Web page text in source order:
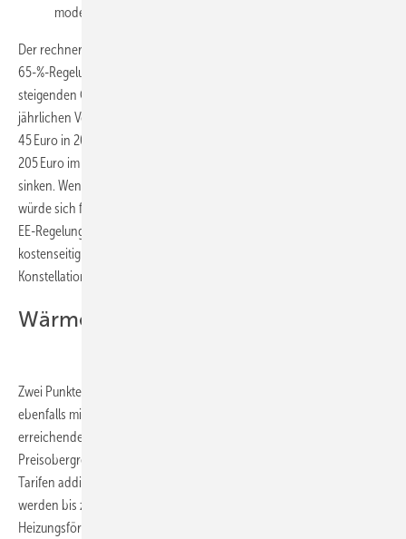
modellierte) Grüngas-Quote erfüllen.
Der rechnerische Gesamtkostenvorteil der Bio-Treppe gegenüber der
65-%-Regelung ist mit 1.913 Euro bis 2044 relativ gering, bei schneller
steigenden CO
jährlichen Verteuerung der Emissionszertifikate für 1 Tonne CO
45 Euro in 2028 zum ETS-2-Start um jährlich 10 Euro ab 2029 auf
205 Euro im Jahr 2044 würde die Kostendifferenz auf 1605 Euro
sinken. Wendet man die Allgemeine Übergangsfrist aus § 71i GEG an,
würde sich für beide CO
EE-Regelung im GEG ergeben. Die Bio-Treppe im GModG ist ein
kostenseitig also ein Scheinzwerg und noch nicht einmal in jeder
Konstellation günstiger als das „Heizungsgesetz“.
Wärmepumpen als Vergleichspunkte
Zwei Punkte im Jahr 2026 markieren den Wärmepumpen-Umstieg
ebenfalls mit Tarifen der Stadtwerke Stuttgart im Modul 1, einer gut zu
erreichenden Jahresarbeitszahl von 3,3 und 10 % Eigenstrom. Die
Preisobergrenzen für Smart Meter und Steuerbox wurden zu den
Tarifen addiert. Die Investitionskosten von 30.000 bzw. 35.000 Euro
werden bis zum Förderdeckel mit 55 % über die BEG-EM-
Heizungsförderung mit dem Status „selbstnutzender Eigentümer“